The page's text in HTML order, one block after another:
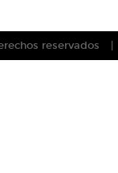
reservados